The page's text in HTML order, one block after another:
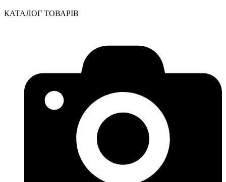
КАТАЛОГ ТОВАРІВ